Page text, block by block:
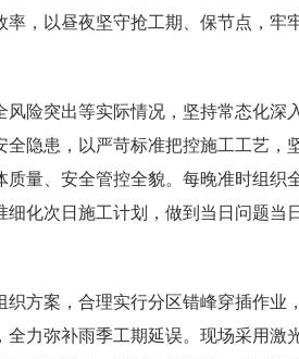
，以昼夜坚守抢工期、保节点，牢
险突出等实际情况，坚持常态化
隐患，以严苛标准把控施工工艺
量、安全管控全貌。每晚准时组
化次日施工计划，做到当日问题当
方案，合理实行分区错峰穿插作
力弥补雨季工期延误。现场采用